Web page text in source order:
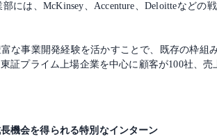
には、McKinsey、Accenture、Deloitteなど
な事業開発経験を活かすことで、既存の枠組
証プライム上場企業を中心に顧客が100社、
機会を得られる特別なインターン